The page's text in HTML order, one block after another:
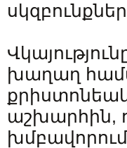
խաղաղ
աշխարհին,